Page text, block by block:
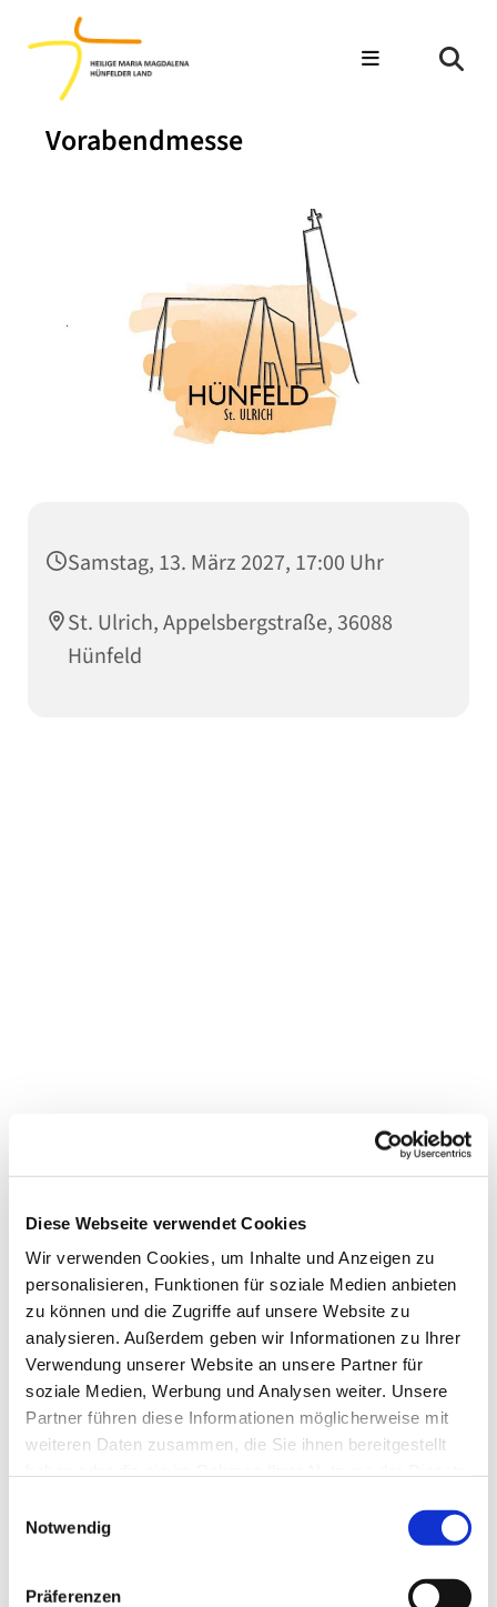
Diese Webseite verwendet Cookies
Wir verwenden Cookies, um Inhalte und Anzeigen zu
personalisieren, Funktionen für soziale Medien anbieten
zu können und die Zugriffe auf unsere Website zu
analysieren. Außerdem geben wir Informationen zu Ihrer
Verwendung unserer Website an unsere Partner für
soziale Medien, Werbung und Analysen weiter. Unsere
Partner führen diese Informationen möglicherweise mit
weiteren Daten zusammen, die Sie ihnen bereitgestellt
Notwendig
Präferenzen
Vorabendmesse
Samstag, 13. März 2027, 17:00 Uhr
St. Ulrich, Appelsbergstraße, 36088
Hünfeld
Dies könnte Sie auch
interessieren